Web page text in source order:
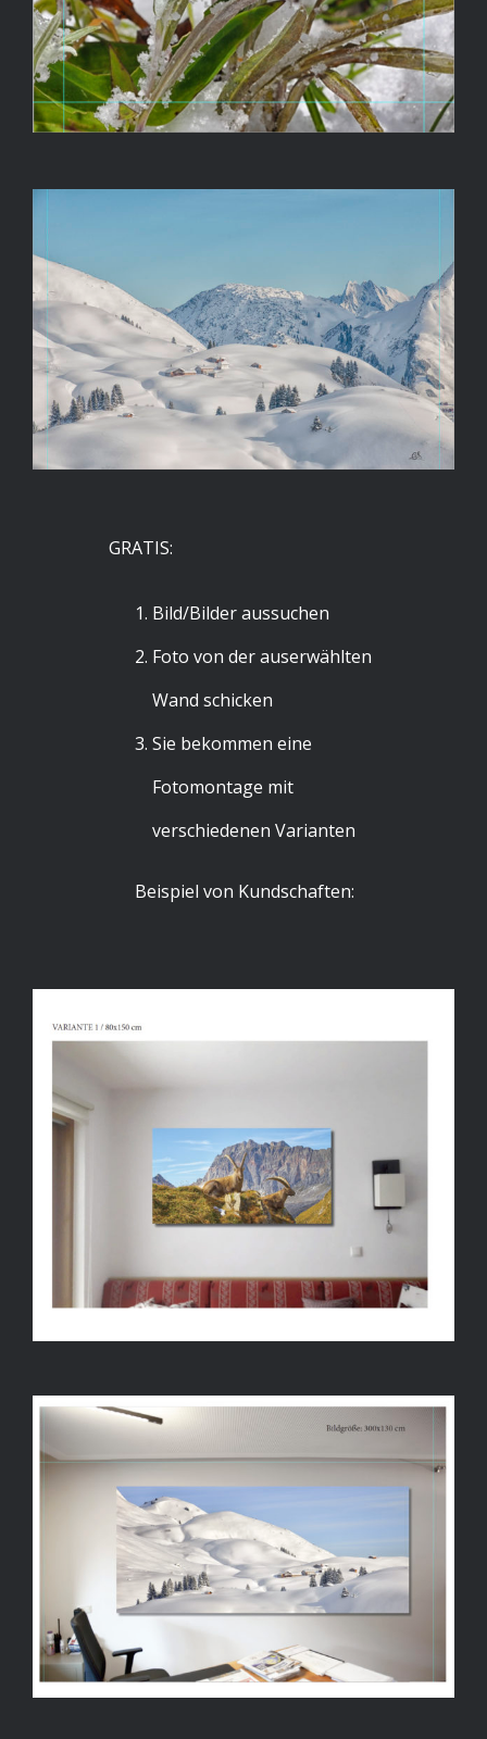
GRATIS:
Bild/Bilder aussuchen
Foto von der auserwählten
Wand schicken
Sie bekommen eine
Fotomontage mit
verschiedenen Varianten
Beispiel von Kundschaften: